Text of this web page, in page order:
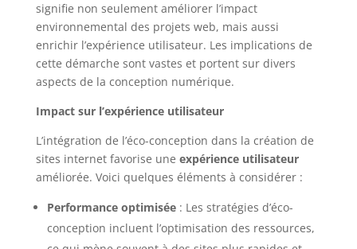
signifie non seulement améliorer l’impact
environnemental des projets web, mais aussi
enrichir l’expérience utilisateur. Les implications de
cette démarche sont vastes et portent sur divers
aspects de la conception numérique.
Impact sur l’expérience utilisateur
L’intégration de l’éco-conception dans la création de
sites internet favorise une expérience utilisateur
améliorée. Voici quelques éléments à considérer :
Performance optimisée: Les stratégies d’éco-
conception incluent l’optimisation des ressources,